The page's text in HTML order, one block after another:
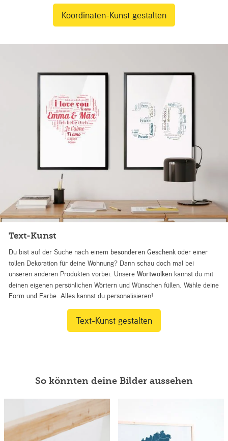
Koordinaten-Kunst gestalten
Text-Kunst
Du bist auf der Suche nach einem besonderen Geschenk oder einer
tollen Dekoration für deine Wohnung? Dann schau doch mal bei
unseren anderen Produkten vorbei. UnsereWortwolken kannst du mit
deinen eigenen persönlichen Wörtern und Wünschen füllen. Wähle deine
Form und Farbe. Alles kannst du personalisieren!
Text-Kunst gestalten
So könnten deine Bilder aussehen